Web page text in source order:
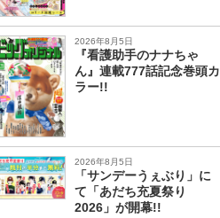
2026年8月5日
『看護助手のナナちゃ
ん』連載777話記念巻頭カ
ラー!!
2026年8月5日
「サンデーうぇぶり」に
て「あだち充夏祭り
2026」が開幕!!